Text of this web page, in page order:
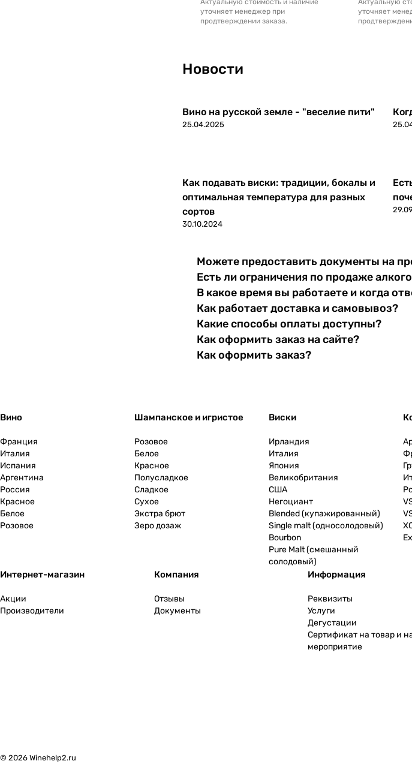
Актуальную стоимость и наличие
уточняет менеджер при
продтверждении заказа.
Актуальную
уточняет
Новости
Вино на русской земле - "веселие пити"
25.04.2025
Как подавать виски: традиции, бокалы и
оптимальная температура для разных
сортов
30.10.2024
Можете предоставить документы на
Есть ли ограничения по продаже
В какое время вы работаете и когда
Как работает доставка и самовывоз?
Какие способы оплаты доступны?
Как оформить заказ на сайте?
Как оформить заказ?
Вино
Франция
Италия
Испания
Аргентина
Россия
Красное
Белое
Розовое
Шампанское и игристое
Розовое
Белое
Красное
Полусладкое
Сладкое
Сухое
Экстра брют
Зеро дозаж
Виски
Ирландия
Италия
Япония
Великобритания
США
Негоциант
Blended (купажированный)
Single malt (односолодовый)
Bourbon
Pure Malt (смешанный
солодовый)
Интернет-магазин
Акции
Производители
Компания
Отзывы
Документы
Информация
Реквизиты
Услуги
Дегустации
Сертификат на товар и
мероприятие
© 2026 Winehelp2.ru